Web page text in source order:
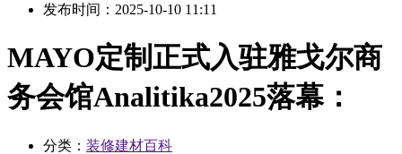
发布时间： 2025-10-10 11:11
MAYO定制正式入驻雅戈尔商
务会馆Analitika2025落幕：
分类： 装修建材百科